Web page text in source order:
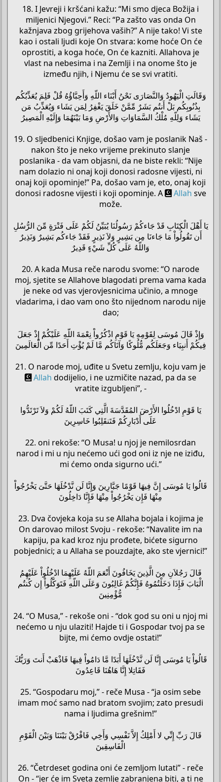
18. I Jevreji i kršćani kažu: “Mi smo djeca Božija i
miljenici Njegovi.” Reci: “Pa zašto vas onda On
kažnjava zbog grijehova vaših?” A nije tako! Vi ste
kao i ostali ljudi koje On stvara: kome hoće On će
oprostiti, a koga hoće, On će kazniti. Allahova je
vlast na nebesima i na Zemlji i na onome što je
između njih, i Njemu će se svi vratiti.
وَقَالَتِ الْيَهُودُ وَالنَّصَارَى نَحْنُ أَبْنَاء اللّهِ وَأَحِبَّاؤُهُ قُلْ فَلِمَ يُعَذِّبُكُم
بِذُنُوبِكُم بَلْ أَنتُم بَشَرٌ مِّمَّنْ خَلَقَ يَغْفِرُ لِمَن يَشَاء وَيُعَذِّبُ مَن
يَشَاء وَلِلّهِ مُلْكُ السَّمَاوَاتِ وَالأَرْضِ وَمَا بَيْنَهُمَا وَإِلَيْهِ الْمَصِيرُ
19. O sljedbenici Knjige, došao vam je poslanik Naš -
nakon što je neko vrijeme prekinuto slanje
poslanika - da vam objasni, da ne biste rekli: “Nije
nam dolazio ni onaj koji donosi radosne vijesti, ni
onaj koji opominje!” Pa, došao vam je, eto, onaj koji
donosi radosne vijesti i koji opominje. A
Allah sve
može.
يَا أَهْلَ الْكِتَابِ قَدْ جَاءكُمْ رَسُولُنَا يُبَيِّنُ لَكُمْ عَلَى فَتْرَةٍ مِّنَ الرُّسُلِ
أَن تَقُولُواْ مَا جَاءنَا مِن بَشِيرٍ وَلاَ نَذِيرٍ فَقَدْ جَاءكُم بَشِيرٌ وَنَذِيرٌ
وَاللّهُ عَلَى كُلِّ شَيْءٍ قَدِيرٌ
20. A kada Musa reče narodu svome: “O narode
moj, sjetite se Allahove blagodati prema vama kada
je neke od vas vjerovjesnicima učinio, a mnoge
vladarima, i dao vam ono što nijednom narodu nije
dao;
وَإِذْ قَالَ مُوسَى لِقَوْمِهِ يَا قَوْمِ اذْكُرُواْ نِعْمَةَ اللّهِ عَلَيْكُمْ إِذْ جَعَلَ
فِيكُمْ أَنبِيَاء وَجَعَلَكُم مُّلُوكًا وَآتَاكُم مَّا لَمْ يُؤْتِ أَحَدًا مِّن الْعَالَمِينَ
21. O narode moj, uđite u Svetu zemlju, koju vam je
Allah dodijelio, i ne uzmičite nazad, pa da se
vratite izgubljeni”, -
يَا قَوْمِ ادْخُلُوا الأَرْضَ المُقَدَّسَةَ الَّتِي كَتَبَ اللّهُ لَكُمْ وَلاَ تَرْتَدُّوا
عَلَى أَدْبَارِكُمْ فَتَنقَلِبُوا خَاسِرِينَ
22. oni rekoše: “O Musa! u njoj je nemilosrdan
narod i mi u nju nećemo ući god oni iz nje ne iziđu,
mi ćemo onda sigurno ući.”
قَالُوا يَا مُوسَى إِنَّ فِيهَا قَوْمًا جَبَّارِينَ وَإِنَّا لَن نَّدْخُلَهَا حَتَّىَ يَخْرُجُواْ
مِنْهَا فَإِن يَخْرُجُواْ مِنْهَا فَإِنَّا دَاخِلُونَ
23. Dva čovjeka koja su se Allaha bojala i kojima je
On darovao milost Svoju - rekoše: “Navalite im na
kapiju, pa kad kroz nju prođete, bićete sigurno
pobjednici; a u Allaha se pouzdajte, ako ste vjernici!”
قَالَ رَجُلاَنِ مِنَ الَّذِينَ يَخَافُونَ أَنْعَمَ اللّهُ عَلَيْهِمَا ادْخُلُواْ عَلَيْهِمُ
الْبَابَ فَإِذَا دَخَلْتُمُوهُ فَإِنَّكُمْ غَالِبُونَ وَعَلَى اللّهِ فَتَوَكَّلُواْ إِن كُنتُم
مُّؤْمِنِينَ
24. “O Musa,” - rekoše oni - “dok god su oni u njoj mi
nećemo u nju ulaziti! Hajde ti i Gospodar tvoj pa se
bijte, mi ćemo ovdje ostati!”
قَالُواْ يَا مُوسَى إِنَّا لَن نَّدْخُلَهَا أَبَدًا مَّا دَامُواْ فِيهَا فَاذْهَبْ أَنتَ وَرَبُّكَ
فَقَاتِلا إِنَّا هَاهُنَا قَاعِدُونَ
25. “Gospodaru moj,” - reče Musa - “ja osim sebe
imam moć samo nad bratom svojim; zato presudi
nama i ljudima grešnim!”
قَالَ رَبِّ إِنِّي لا أَمْلِكُ إِلاَّ نَفْسِي وَأَخِي فَافْرُقْ بَيْنَنَا وَبَيْنَ الْقَوْمِ
الْفَاسِقِينَ
26. “Četrdeset godina oni će zemljom lutati” - reče
On - “jer će im Sveta zemlje zabranjena biti, a ti ne